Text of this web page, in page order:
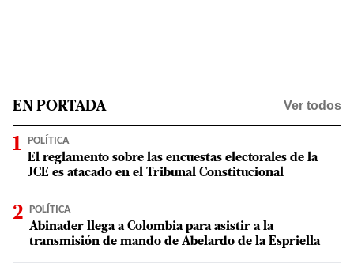
EN PORTADA Ver todos
POLÍTICA
El reglamento sobre las encuestas electorales de la
JCE es atacado en el Tribunal Constitucional
POLÍTICA
Abinader llega a Colombia para asistir a la
transmisión de mando de Abelardo de la Espriella